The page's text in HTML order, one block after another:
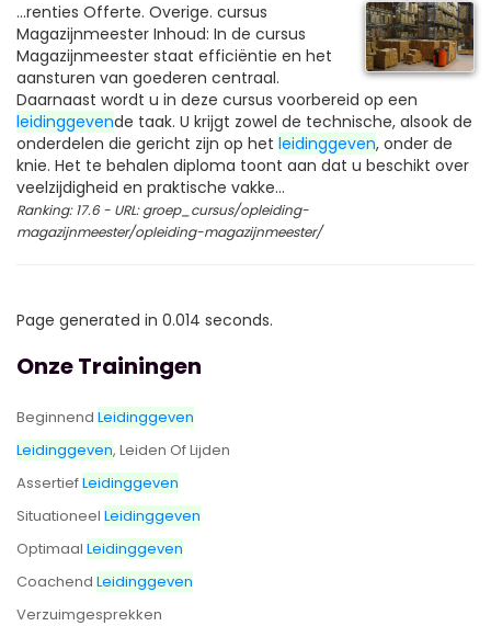
...renties Offerte. Overige. cursus
Magazijnmeester Inhoud: In de cursus
Magazijnmeester staat efficiëntie en het
aansturen van goederen centraal.
Daarnaast wordt u in deze cursus voorbereid op een
leidinggevende taak. U krijgt zowel de technische, alsook de
onderdelen die gericht zijn op het leidinggeven, onder de
knie. Het te behalen diploma toont aan dat u beschikt over
veelzijdigheid en praktische vakke...
Ranking: 17.6 - URL: groep_cursus/opleiding-
magazijnmeester/opleiding-magazijnmeester/
Page generated in 0.014 seconds.
Onze Trainingen
Beginnend Leidinggeven
Leidinggeven, Leiden Of Lijden
AssertiefLeidinggeven
Situationeel Leidinggeven
Optimaal Leidinggeven
Coachend Leidinggeven
Verzuimgesprekken